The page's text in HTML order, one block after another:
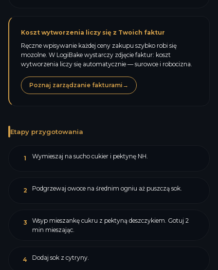
Koszt wytworzenia liczy się z Twoich faktur
Ręczne wpisywanie każdej ceny zakupu szybko robi się
mozolne. W LogiBake wystarczy zdjęcie faktur: koszt
wytworzenia liczy się automatycznie — surowce i robocizna.
Poznaj zarządzanie fakturami →
Etapy przygotowania
1 Wymieszaj na sucho cukier i pektynę NH.
2 Podgrzewaj owoce na średnim ogniu aż puszczą sok.
3
Wsyp mieszankę cukru z pektyną deszczykiem. Gotuj 2
min mieszając.
4 Dodaj sok z cytryny.